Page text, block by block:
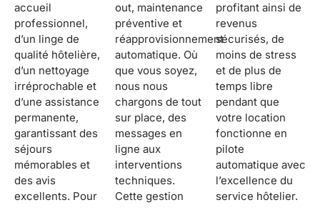
accueil
professionnel,
d’un linge de
qualité hôtelière,
d’un nettoyage
irréprochable et
d’une assistance
permanente,
garantissant des
séjours
mémorables et
des avis
excellents. Pour
out, maintenance
préventive et
réapprovisionnement
automatique. Où
que vous soyez,
nous nous
chargons de tout
sur place, des
messages en
ligne aux
interventions
techniques.
Cette gestion
profitant ainsi de
revenus
sécurisés, de
moins de stress
et de plus de
temps libre
pendant que
votre location
fonctionne en
pilote
automatique avec
l’excellence du
service hôtelier.